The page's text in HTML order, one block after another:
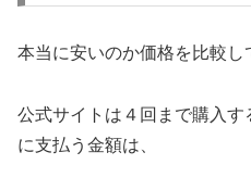
本当に安いのか価格を比較し
公式サイトは４回まで購入
に支払う金額は、